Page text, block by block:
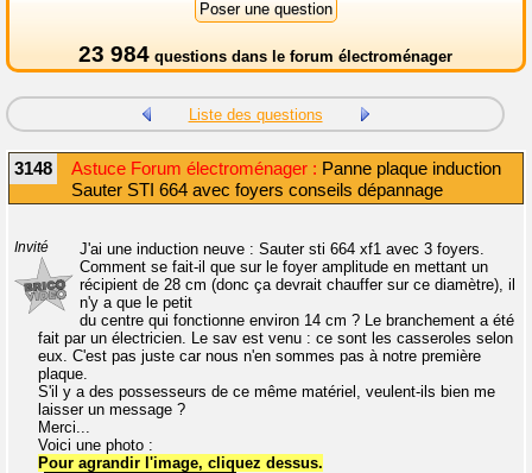
23 984 questions dans le forum électroménager
Liste des questions
3148 Astuce Forum électroménager : Panne plaque induction
Sauter STI 664 avec foyers conseils dépannage
Invité
J'ai une induction neuve : Sauter sti 664 xf1 avec 3 foyers.
Comment se fait-il que sur le foyer amplitude en mettant un
récipient de 28 cm (donc ça devrait chauffer sur ce diamètre), il
n'y a que le petit
du centre qui fonctionne environ 14 cm ? Le branchement a été
fait par un électricien. Le sav est venu : ce sont les casseroles selon
eux. C'est pas juste car nous n'en sommes pas à notre première
plaque.
S'il y a des possesseurs de ce même matériel, veulent-ils bien me
laisser un message ?
Merci...
Voici une photo :
Pour agrandir l'image, cliquez dessus.